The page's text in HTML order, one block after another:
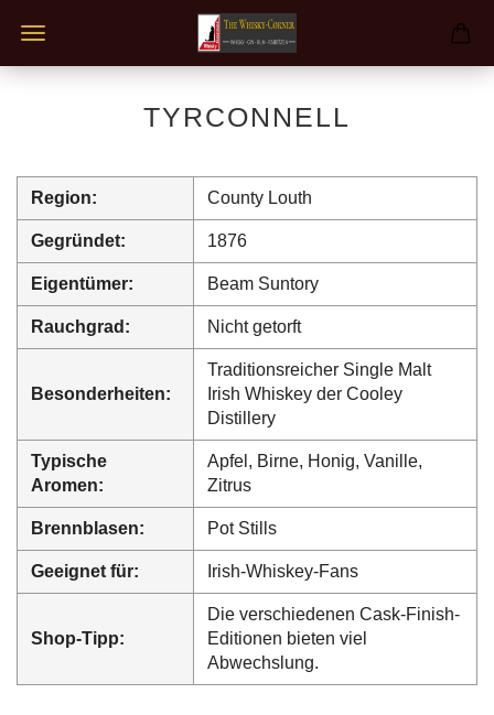
TYRCONNELL
Region: County Louth
Gegründet: 1876
Eigentümer: Beam Suntory
Rauchgrad: Nicht getorft
Besonderheiten:
Traditionsreicher Single Malt
Irish Whiskey der Cooley
Distillery
Typische
Aromen:
Apfel, Birne, Honig, Vanille,
Zitrus
Brennblasen: Pot Stills
Geeignet für: Irish-Whiskey-Fans
Shop-Tipp:
Die verschiedenen Cask-Finish-
Editionen bieten viel
Abwechslung.